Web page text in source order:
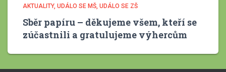
AKTUALITY UDÁLO SE MŠ UDÁLO SE ZŠ
Sběr papíru – děkujeme všem, kteří se
zúčastnili a gratulujeme výhercům